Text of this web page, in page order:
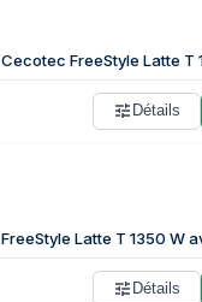
Détails
Détails